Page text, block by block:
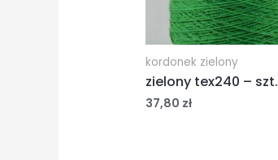
kordonek zielony
zielony tex240 – szt.
37,80 zł